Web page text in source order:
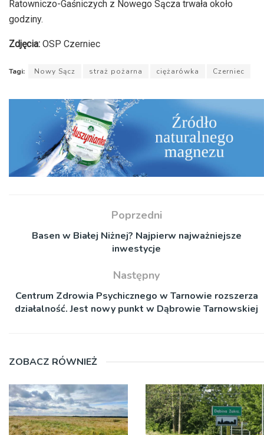
Ratowniczo-Gaśniczych z Nowego Sącza trwała około
godziny.
Zdjęcia: OSP Czerniec
Tagi: Nowy Sącz straż pożarna ciężarówka Czerniec
Poprzedni
Basen w Białej Niżnej? Najpierw najważniejsze
inwestycje
Następny
Centrum Zdrowia Psychicznego w Tarnowie rozszerza
działalność. Jest nowy punkt w Dąbrowie Tarnowskiej
ZOBACZ RÓWNIEŻ